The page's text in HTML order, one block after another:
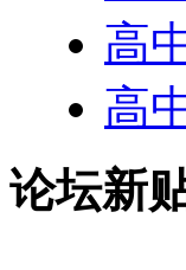
高
高
论坛新